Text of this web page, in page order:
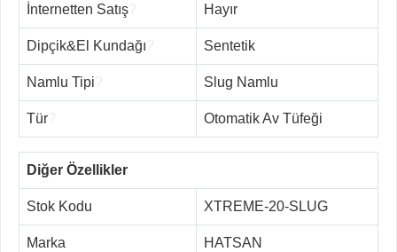
İnternetten Satış Hayır
Dipçik&El Kundağı Sentetik
Namlu Tipi Slug Namlu
Tür Otomatik Av Tüfeği
Diğer Özellikler
Stok Kodu XTREME-20-SLUG
Marka HATSAN